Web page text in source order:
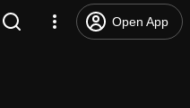
Open App